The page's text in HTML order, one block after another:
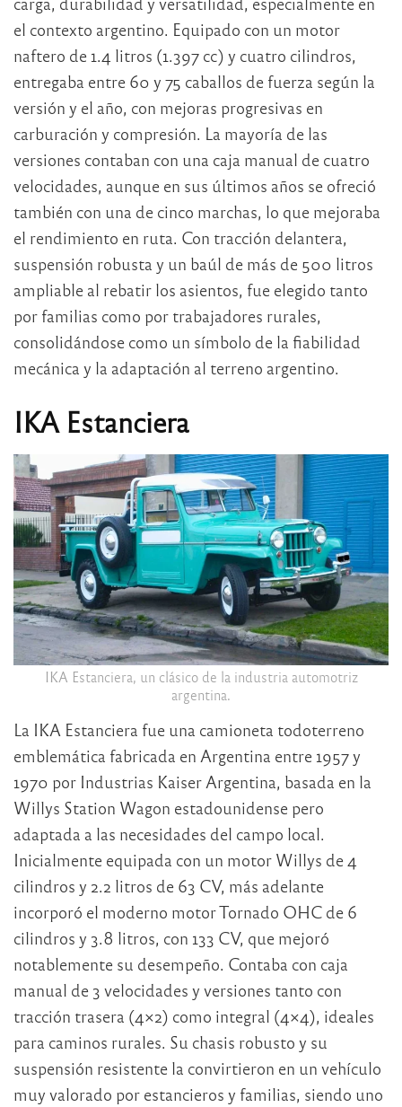
el contexto argentino. Equipado con un motor
naftero de 1.4 litros (1.397 cc) y cuatro cilindros,
entregaba entre 60 y 75 caballos de fuerza según la
versión y el año, con mejoras progresivas en
carburación y compresión. La mayoría de las
versiones contaban con una caja manual de cuatro
velocidades, aunque en sus últimos años se ofreció
también con una de cinco marchas, lo que mejoraba
el rendimiento en ruta. Con tracción delantera,
suspensión robusta y un baúl de más de 500 litros
ampliable al rebatir los asientos, fue elegido tanto
por familias como por trabajadores rurales,
consolidándose como un símbolo de la fiabilidad
mecánica y la adaptación al terreno argentino.
IKA Estanciera
IKA Estanciera, un clásico de la industria automotriz
argentina.
La IKA Estanciera fue una camioneta todoterreno
emblemática fabricada en Argentina entre 1957 y
1970 por Industrias Kaiser Argentina, basada en la
Willys Station Wagon estadounidense pero
adaptada a las necesidades del campo local.
Inicialmente equipada con un motor Willys de 4
cilindros y 2.2 litros de 63 CV, más adelante
incorporó el moderno motor Tornado OHC de 6
cilindros y 3.8 litros, con 133 CV, que mejoró
notablemente su desempeño. Contaba con caja
manual de 3 velocidades y versiones tanto con
tracción trasera (4×2) como integral (4×4), ideales
para caminos rurales. Su chasis robusto y su
suspensión resistente la convirtieron en un vehículo
muy valorado por estancieros y familias, siendo uno